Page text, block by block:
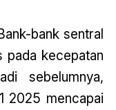
bank sentral
pada kecepatan
sebelumnya,
2025 mencapai